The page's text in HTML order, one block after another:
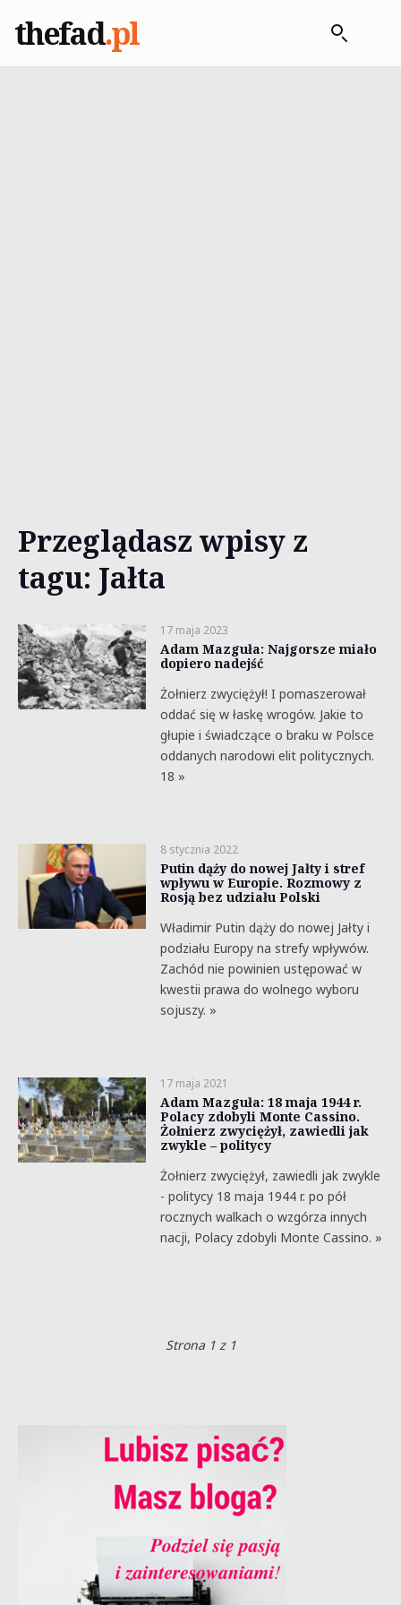
thefad.pl
Przeglądasz wpisy z
tagu: Jałta
17 maja 2023
Adam Mazguła: Najgorsze miało
dopiero nadejść
Żołnierz zwyciężył! I pomaszerował
oddać się w łaskę wrogów. Jakie to
głupie i świadczące o braku w Polsce
oddanych narodowi elit politycznych.
18 »
8 stycznia 2022
Putin dąży do nowej Jałty i stref
wpływu w Europie. Rozmowy z
Rosją bez udziału Polski
Władimir Putin dąży do nowej Jałty i
podziału Europy na strefy wpływów.
Zachód nie powinien ustępować w
kwestii prawa do wolnego wyboru
sojuszy. »
17 maja 2021
Adam Mazguła: 18 maja 1944 r.
Polacy zdobyli Monte Cassino.
Żołnierz zwyciężył, zawiedli jak
zwykle – politycy
Żołnierz zwyciężył, zawiedli jak zwykle
- politycy 18 maja 1944 r. po pół
rocznych walkach o wzgórza innych
nacji, Polacy zdobyli Monte Cassino. »
Strona 1 z 1